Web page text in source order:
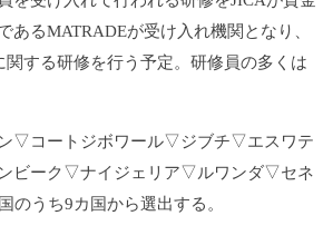
あるMATRADEが受け入れ機関と なり、
する研修を行う予定。 研修員の多くは
▽コートジボワール▽ジブチ▽エスワテ
ビーク▽ナイジェリア▽ルワンダ▽セネ
のうち9カ国から選出する。